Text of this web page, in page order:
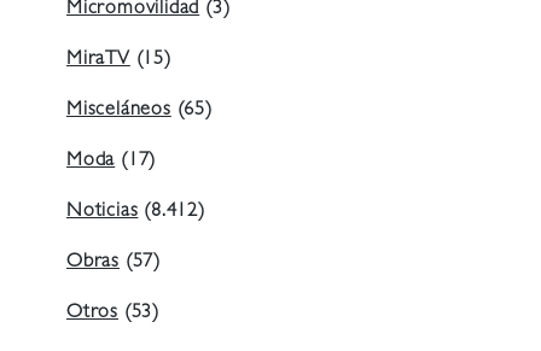
Micromovilidad (3)
MiraTV (15)
Misceláneos (65)
Moda (17)
Noticias (8.412)
Obras (57)
Otros (53)